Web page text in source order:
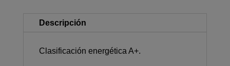
Descripción
Clasificación energética A+.